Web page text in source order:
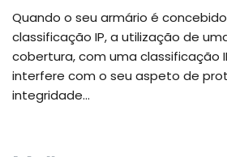
Quando o seu armário é
classificação IP, a utilização de
cobertura, com uma classificação
interfere com o seu aspeto de
integridade...